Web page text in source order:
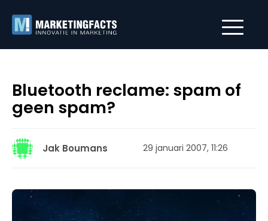
Bluetooth reclame: spam of
geen spam?
Jak Boumans 29 januari 2007, 11:26